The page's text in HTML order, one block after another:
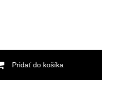
Pridať do košíka